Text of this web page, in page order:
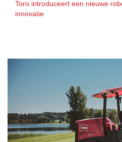
Toro introduceert een nieuwe
innovatie